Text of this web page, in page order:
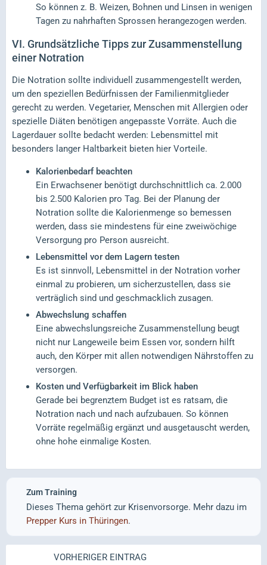
So können z. B. Weizen, Bohnen und Linsen in wenigen
Tagen zu nahrhaften Sprossen herangezogen werden.
VI. Grundsätzliche Tipps zur Zusammenstellung
einer Notration
Die Notration sollte individuell zusammengestellt werden,
um den speziellen Bedürfnissen der Familienmitglieder
gerecht zu werden. Vegetarier, Menschen mit Allergien oder
spezielle Diäten benötigen angepasste Vorräte. Auch die
Lagerdauer sollte bedacht werden: Lebensmittel mit
besonders langer Haltbarkeit bieten hier Vorteile.
Kalorienbedarf beachten
Ein Erwachsener benötigt durchschnittlich ca. 2.000
bis 2.500 Kalorien pro Tag. Bei der Planung der
Notration sollte die Kalorienmenge so bemessen
werden, dass sie mindestens für eine zweiwöchige
Versorgung pro Person ausreicht.
Lebensmittel vor dem Lagern testen
Es ist sinnvoll, Lebensmittel in der Notration vorher
einmal zu probieren, um sicherzustellen, dass sie
verträglich sind und geschmacklich zusagen.
Abwechslung schaffen
Eine abwechslungsreiche Zusammenstellung beugt
nicht nur Langeweile beim Essen vor, sondern hilft
auch, den Körper mit allen notwendigen Nährstoffen zu
versorgen.
Kosten und Verfügbarkeit im Blick haben
Gerade bei begrenztem Budget ist es ratsam, die
Notration nach und nach aufzubauen. So können
Vorräte regelmäßig ergänzt und ausgetauscht werden,
ohne hohe einmalige Kosten.
Zum Training
Dieses Thema gehört zur Krisenvorsorge. Mehr dazu im
Prepper Kurs in Thüringen.
VORHERIGER EINTRAG